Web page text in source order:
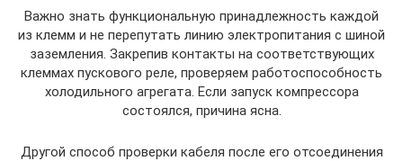
Важно знать функциональную принадлежность каждой
из клемм и не перепутать линию электропитания с шиной
заземления. Закрепив контакты на соответствующих
клеммах пускового реле, проверяем работоспособность
холодильного агрегата. Если запуск компрессора
состоялся, причина ясна.
Другой способ проверки кабеля после его отсоединения